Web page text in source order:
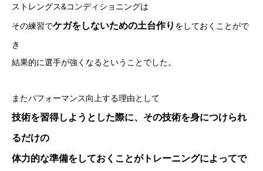
ストレングス&コンディショニングは
その練習でケガをしないための土台作り をしておくことがで
き
結果的に選手が強くなるということでした。
またパフォーマンス向上する理由として
技術を習得しようとした際に、その技術を身につけられ
るだけの
体力的な準備をしておくことがトレーニングによってで